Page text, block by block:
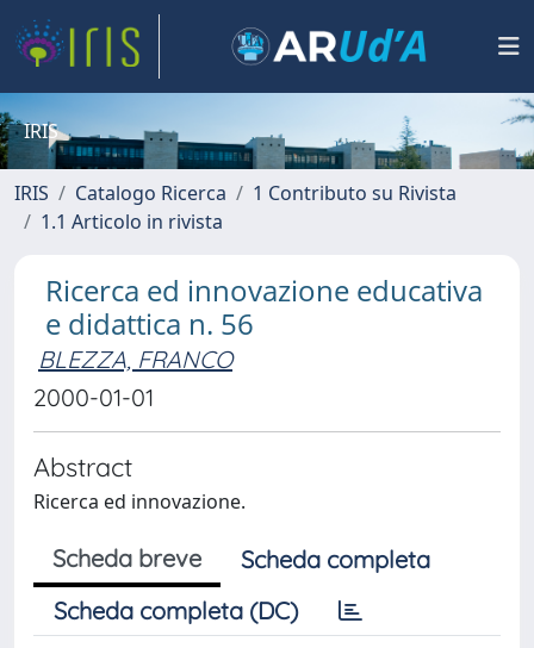
IRIS
IRIS Catalogo Ricerca
1 Contributo su Rivista
1.1 Articolo in rivista
Ricerca ed innovazione educativa
e didattica n. 56
BLEZZA, FRANCO
2000-01-01
Abstract
Ricerca ed innovazione.
Scheda breve
Scheda completa
Scheda completa (DC)